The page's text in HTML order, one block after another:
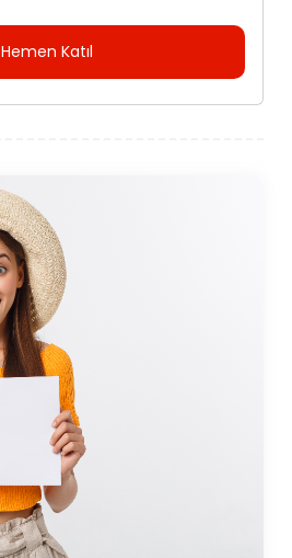
Hemen Katıl